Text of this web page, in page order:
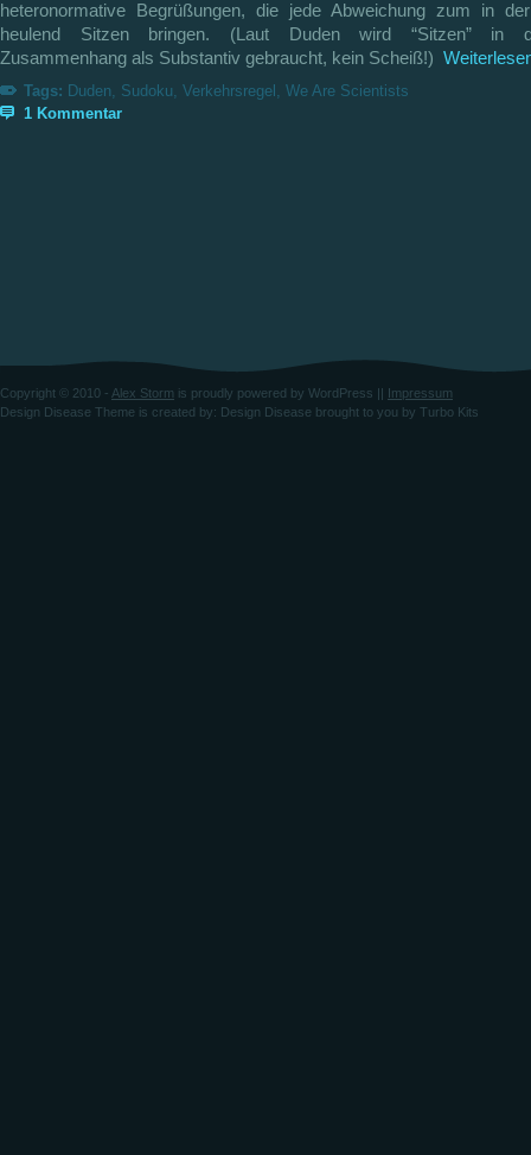
heteronormative Begrüßungen, die jede Abweichung zum in
heulend Sitzen bringen. (Laut Duden wird “Sitzen” in
Zusammenhang als Substantiv gebraucht, kein Scheiß!)
Tags: Duden, Sudoku, Verkehrsregel , We Are Scientists
1 Kommentar
Copyright © 2010 - Alex Storm is proudly powered by WordPress || Impressum
Design Disease Theme is created by: Design Disease brought to you by Turbo Kits